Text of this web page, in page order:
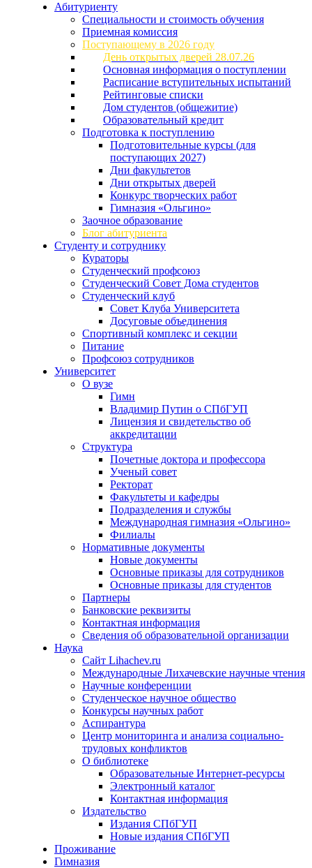
Абитуриенту
Специальности и стоимость обучения
Приемная комиссия
Поступающему в 2026 году
День открытых дверей 28.07.26
Основная информация о поступлении
Расписание вступительных испытаний
Рейтинговые списки
Дом студентов (общежитие)
Образовательный кредит
Подготовка к поступлению
Подготовительные курсы (для
поступающих 2027)
Дни факультетов
Дни открытых дверей
Конкурс творческих работ
Гимназия «Ольгино»
Заочное образование
Блог абитуриента
Студенту и сотруднику
Кураторы
Студенческий профсоюз
Студенческий Совет Дома студентов
Студенческий клуб
Совет Клуба Университета
Досуговые объединения
Спортивный комплекс и секции
Питание
Профсоюз сотрудников
Университет
О вузе
Гимн
Владимир Путин о СПбГУП
Лицензия и свидетельство об
аккредитации
Структура
Почетные доктора и профессора
Ученый совет
Ректорат
Факультеты и кафедры
Подразделения и службы
Международная гимназия «Ольгино»
Филиалы
Нормативные документы
Новые документы
Основные приказы для сотрудников
Основные приказы для студентов
Партнеры
Банковские реквизиты
Контактная информация
Сведения об образовательной организации
Наука
Сайт Lihachev.ru
Международные Лихачевские научные чтения
Научные конференции
Студенческое научное общество
Конкурсы научных работ
Аспирантура
Центр мониторинга и анализа социально-
трудовых конфликтов
О библиотеке
Образовательные Интернет-ресурсы
Электронный каталог
Контактная информация
Издательство
Издания СПбГУП
Новые издания СПбГУП
Проживание
Гимназия